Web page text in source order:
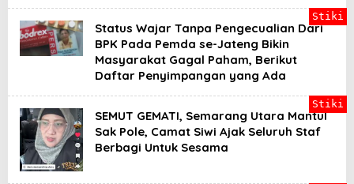
r
h
a
Status Wajar Tanpa Pengecualian Dari
BPK Pada Pemda se-Jateng Bikin
Masyarakat Gagal Paham, Berikut
Daftar Penyimpangan yang Ada
Stiki
SEMUT GEMATI, Semarang Utara Mantul
Sak Pole, Camat Siwi Ajak Seluruh Staf
Berbagi Untuk Sesama
Stiki